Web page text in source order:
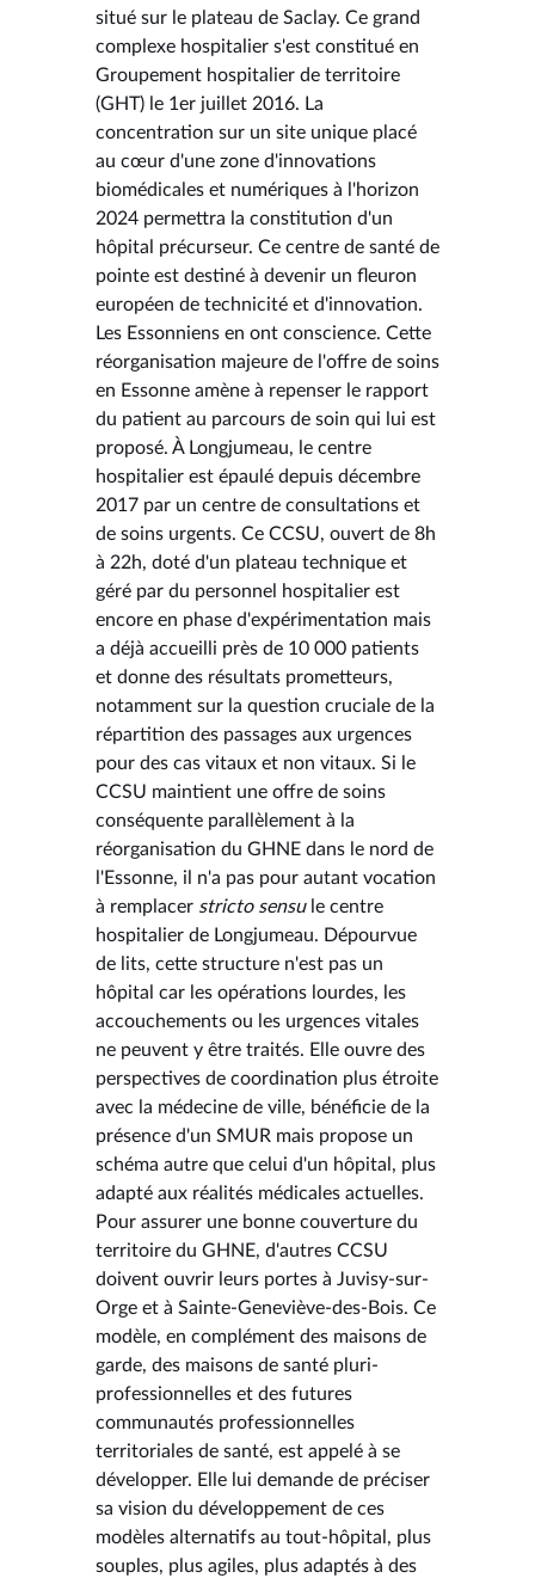
situé sur le plateau de Saclay. Ce grand
complexe hospitalier s'est constitué en
Groupement hospitalier de territoire
(GHT) le 1er juillet 2016. La
concentration sur un site unique placé
au cœur d'une zone d'innovations
biomédicales et numériques à l'horizon
2024 permettra la constitution d'un
hôpital précurseur. Ce centre de santé de
pointe est destiné à devenir un fleuron
européen de technicité et d'innovation.
Les Essonniens en ont conscience. Cette
réorganisation majeure de l'offre de soins
en Essonne amène à repenser le rapport
du patient au parcours de soin qui lui est
proposé. À Longjumeau, le centre
hospitalier est épaulé depuis décembre
2017 par un centre de consultations et
de soins urgents. Ce CCSU, ouvert de 8h
à 22h, doté d'un plateau technique et
géré par du personnel hospitalier est
encore en phase d'expérimentation mais
a déjà accueilli près de 10 000 patients
et donne des résultats prometteurs,
notamment sur la question cruciale de la
répartition des passages aux urgences
pour des cas vitaux et non vitaux. Si le
CCSU maintient une offre de soins
conséquente parallèlement à la
réorganisation du GHNE dans le nord de
l'Essonne, il n'a pas pour autant vocation
à remplacer stricto sensule centre
hospitalier de Longjumeau. Dépourvue
de lits, cette structure n'est pas un
hôpital car les opérations lourdes, les
accouchements ou les urgences vitales
ne peuvent y être traités. Elle ouvre des
perspectives de coordination plus étroite
avec la médecine de ville, bénéficie de la
présence d'un SMUR mais propose un
schéma autre que celui d'un hôpital, plus
adapté aux réalités médicales actuelles.
Pour assurer une bonne couverture du
territoire du GHNE, d'autres CCSU
doivent ouvrir leurs portes à Juvisy-sur-
Orge et à Sainte-Geneviève-des-Bois. Ce
modèle, en complément des maisons de
garde, des maisons de santé pluri-
professionnelles et des futures
communautés professionnelles
territoriales de santé, est appelé à se
développer. Elle lui demande de préciser
sa vision du développement de ces
modèles alternatifs au tout-hôpital, plus
souples, plus agiles, plus adaptés à des